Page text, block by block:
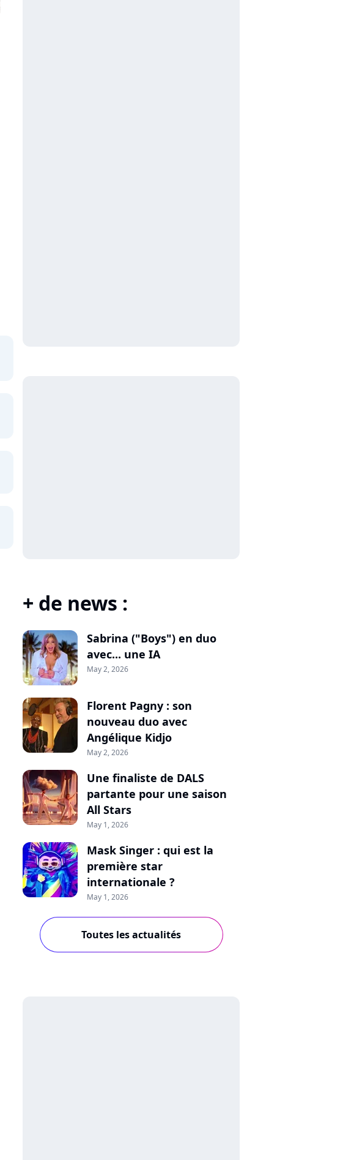
+ de news :
Sabrina ("Boys") en duo
avec... une IA
May 2, 2026
Florent Pagny : son
nouveau duo avec
Angélique Kidjo
May 2, 2026
Une finaliste de DALS
partante pour une saison
All Stars
May 1, 2026
Mask Singer : qui est la
première star
internationale ?
May 1, 2026
Toutes les actualités